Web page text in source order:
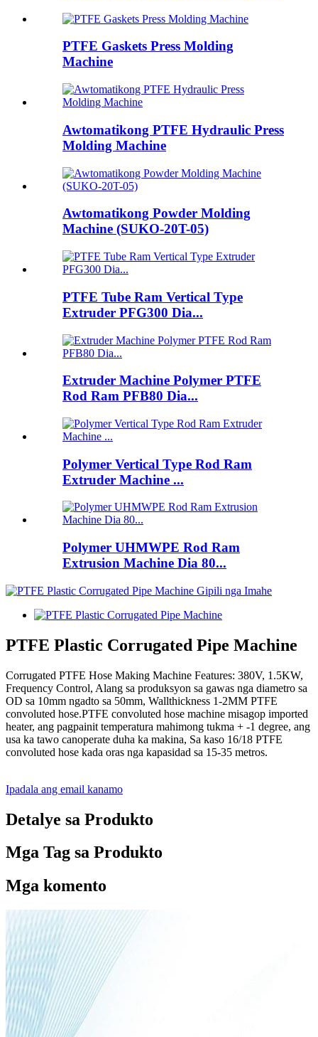
PTFE Gaskets Press Molding
Machine
Awtomatikong PTFE Hydraulic Press
Molding Machine
Awtomatikong Powder Molding
Machine (SUKO-20T-05)
PTFE Tube Ram Vertical Type
Extruder PFG300 Dia...
Extruder Machine Polymer PTFE
Rod Ram PFB80 Dia...
Polymer Vertical Type Rod Ram
Extruder Machine ...
Polymer UHMWPE Rod Ram
Extrusion Machine Dia 80...
PTFE Plastic Corrugated Pipe Machine
Corrugated PTFE Hose Making Machine Features: 380V, 1.5KW,
Frequency Control, Alang sa produksyon sa gawas nga diametro sa
OD sa 10mm ngadto sa 50mm, Wallthickness 1-2MM PTFE
convoluted hose.PTFE convoluted hose machine misagop imported
heater, ang pagpainit temperatura mahimong tukma + -1 degree, ang
usa ka tawo canoperate duha ka makina, Sa kaso 16/18 PTFE
convoluted hose kada oras nga kapasidad sa 15-35 metros.
Ipadala ang email kanamo
Detalye sa Produkto
Mga Tag sa Produkto
Mga komento